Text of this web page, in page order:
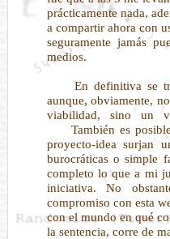
prácticamente nada,
a compartir ahora con
seguramente jamás
medios.
En definitiva se
aunque, obviamente,
viabilidad, sino un
También es posible
proyecto-idea surjan
burocráticas o simple
completo lo que a mi
iniciativa. No
compromiso con esta
con el mundo en qué
la sentencia, corre de